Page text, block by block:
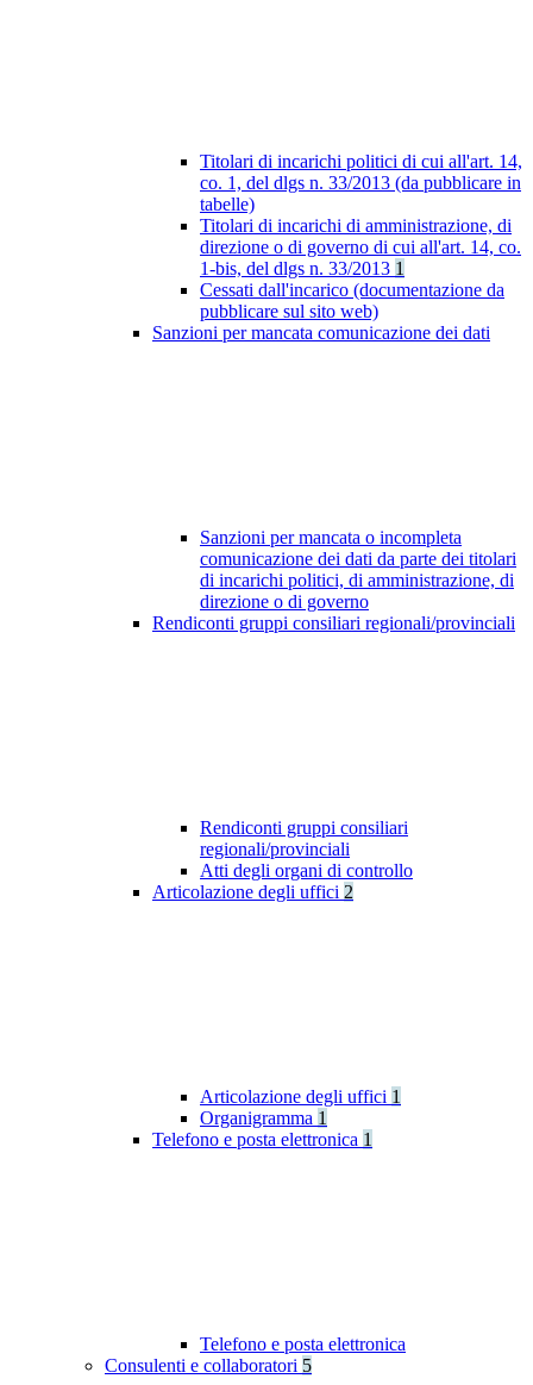
Titolari di incarichi politici di cui all'art. 14,
co. 1, del dlgs n. 33/2013 (da pubblicare in
tabelle)
Titolari di incarichi di amministrazione, di
direzione o di governo di cui all'art. 14, co.
1-bis, del dlgs n. 33/2013 1
Cessati dall'incarico (documentazione da
pubblicare sul sito web)
Sanzioni per mancata comunicazione dei dati
Sanzioni per mancata o incompleta
comunicazione dei dati da parte dei titolari
di incarichi politici, di amministrazione, di
direzione o di governo
Rendiconti gruppi consiliari regionali/provinciali
Rendiconti gruppi consiliari
regionali/provinciali
Atti degli organi di controllo
Articolazione degli uffici 2
Articolazione degli uffici 1
Organigramma 1
Telefono e posta elettronica 1
Telefono e posta elettronica
Consulenti e collaboratori 5